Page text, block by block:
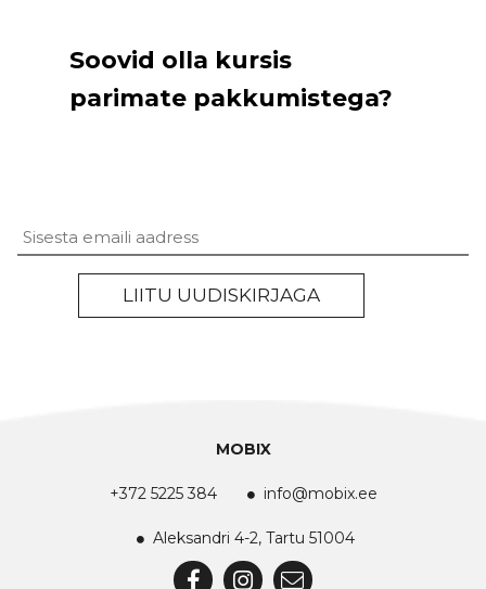
Soovid olla kursis
parimate pakkumistega?
Untitled
LIITU UUDISKIRJAGA
MOBIX
+372 5225 384 info@mobix.ee
Aleksandri 4-2, Tartu 51004